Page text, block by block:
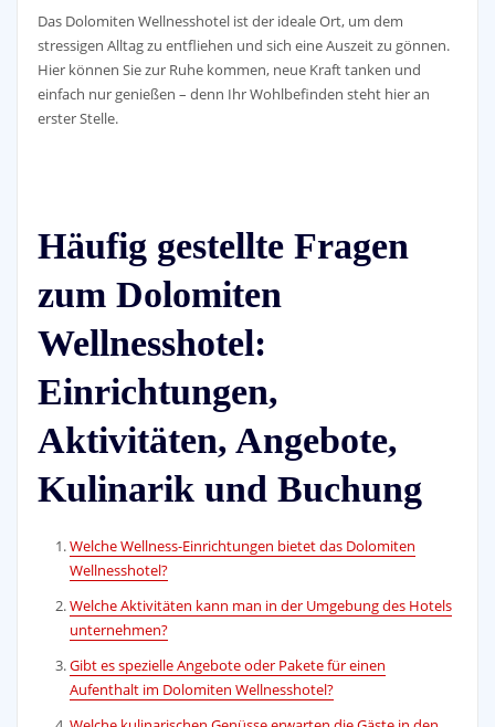
Das Dolomiten Wellnesshotel ist der ideale Ort, um dem
stressigen Alltag zu entfliehen und sich eine Auszeit zu gönnen.
Hier können Sie zur Ruhe kommen, neue Kraft tanken und
einfach nur genießen – denn Ihr Wohlbefinden steht hier an
erster Stelle.
Häufig gestellte Fragen
zum Dolomiten
Wellnesshotel:
Einrichtungen,
Aktivitäten, Angebote,
Kulinarik und Buchung
Welche Wellness-Einrichtungen bietet das Dolomiten
Wellnesshotel?
Welche Aktivitäten kann man in der Umgebung des Hotels
unternehmen?
Gibt es spezielle Angebote oder Pakete für einen
Aufenthalt im Dolomiten Wellnesshotel?